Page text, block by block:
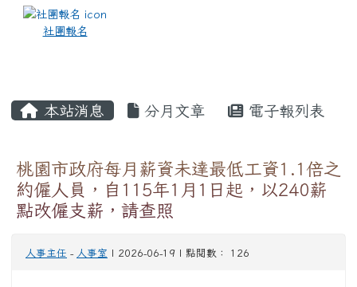
社團報名
本站消息 分月文章 電子報列表
桃園市政府每月薪資未達最低工資1.1倍之
約僱人員，自115年1月1日起，以240薪
點改僱支薪，請查照
人事主任 - 人事室 | 2026-06-19 | 點閱數： 126